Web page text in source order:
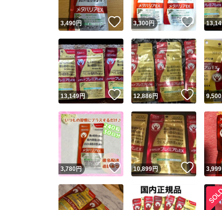
他フ
スピード
※このバッ
スピ
スピ
安心
3,490円 いいね！
3,300円 いいね
13,149円 いいね！
12,886円 いいね
9,500
3,780円 いいね！
10,899円 いいね
3,999